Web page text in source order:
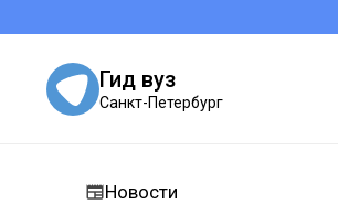
Гид вуз
Санкт-Петербург
Новости